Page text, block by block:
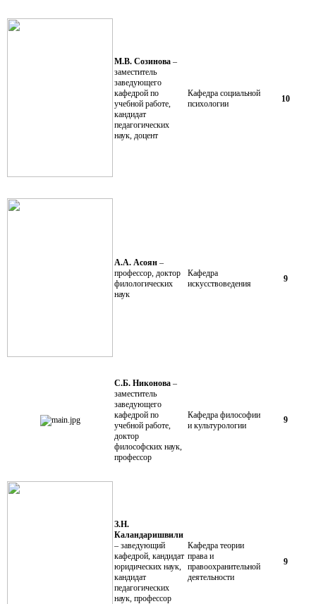
М.В. Созинова –
заместитель
заведующего
кафедрой по
учебной работе,
кандидат
педагогических
наук, доцент
Кафедра социальной
психологии
10
А.А. Асоян –
профессор, доктор
филологических
наук
Кафедра
искусствоведения
9
С.Б. Никонова –
заместитель
заведующего
кафедрой по
учебной работе,
доктор
философских наук,
профессор
Кафедра философии
и культурологии
9
З.Н.
Каландаришвили
– заведующий
кафедрой, кандидат
юридических наук,
кандидат
педагогических
наук, профессор
Кафедра теории
права и
правоохранительной
деятельности
9